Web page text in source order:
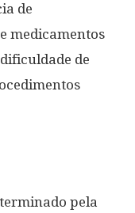
de
medicamentos
de
pela